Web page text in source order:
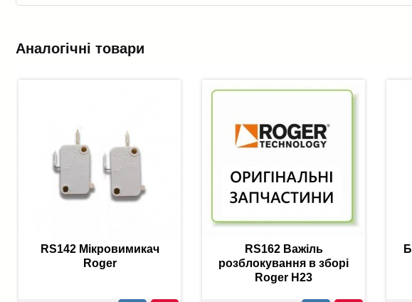
Аналогічні товари
RS142 Мікровимикач
Roger
RS162 Важіль
розблокування в зборі
Roger H23